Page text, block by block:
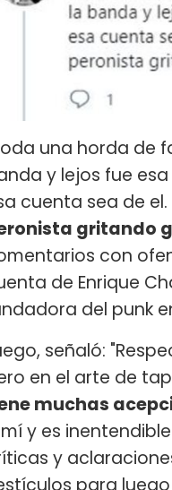
una horda de
y lejos fue
cuenta sea de el.
gritando
con
de Enrique
del punk
señaló:
en el arte de
muchas
y es
y
para luego